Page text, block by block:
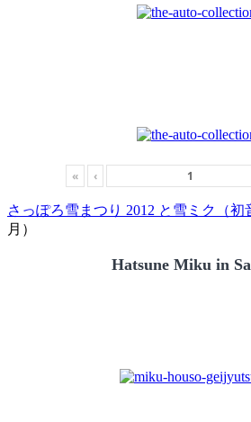
« ‹
さっぽろ雪まつり 2012 と雪ミク（初
月）
Hatsune Miku in